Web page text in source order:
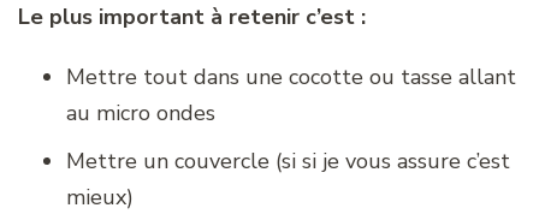
Le plus important à retenir c’est :
Mettre tout dans une cocotte ou tasse allant
au micro ondes
Mettre un couvercle (si si je vous assure c’est
mieux)